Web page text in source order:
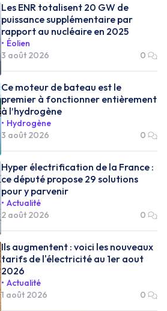
Les ENR totalisent 20 GW de
puissance supplémentaire par
rapport au nucléaire en 2025
Éolien
3 août 2026
0
Ce moteur de bateau est le
premier à fonctionner entièrement
à l’hydrogène
Hydrogène
3 août 2026
0
Hyper électrification de la France :
ce député propose 29 solutions
pour y parvenir
Actualité
2 août 2026
0
Ils augmentent : voici les nouveaux
tarifs de l'électricité au 1er aout
2026
Actualité
1 août 2026
0